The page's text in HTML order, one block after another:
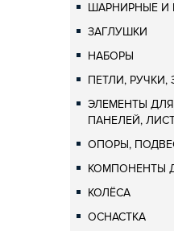
ШАРНИРНЫЕ И
ЗАГЛУШКИ
НАБОРЫ
ПЕТЛИ,
ЭЛЕМЕНТЫ
ПАНЕЛЕЙ,
ОПОРЫ,
КОМПОНЕНТЫ
КОЛЁСА
ОСНАСТКА